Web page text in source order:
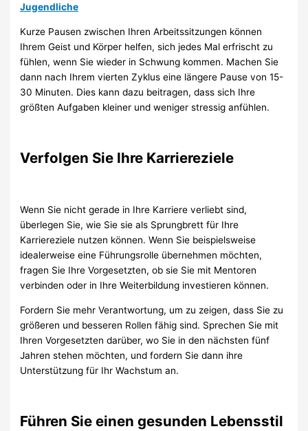
Jugendliche
Kurze Pausen zwischen Ihren Arbeitssitzungen können
Ihrem Geist und Körper helfen, sich jedes Mal erfrischt zu
fühlen, wenn Sie wieder in Schwung kommen. Machen Sie
dann nach Ihrem vierten Zyklus eine längere Pause von 15-
30 Minuten. Dies kann dazu beitragen, dass sich Ihre
größten Aufgaben kleiner und weniger stressig anfühlen.
Verfolgen Sie Ihre Karriereziele
Wenn Sie nicht gerade in Ihre Karriere verliebt sind,
überlegen Sie, wie Sie sie als Sprungbrett für Ihre
Karriereziele nutzen können. Wenn Sie beispielsweise
idealerweise eine Führungsrolle übernehmen möchten,
fragen Sie Ihre Vorgesetzten, ob sie Sie mit Mentoren
verbinden oder in Ihre Weiterbildung investieren können.
Fordern Sie mehr Verantwortung, um zu zeigen, dass Sie zu
größeren und besseren Rollen fähig sind. Sprechen Sie mit
Ihren Vorgesetzten darüber, wo Sie in den nächsten fünf
Jahren stehen möchten, und fordern Sie dann ihre
Unterstützung für Ihr Wachstum an.
Führen Sie einen gesunden Lebensstil